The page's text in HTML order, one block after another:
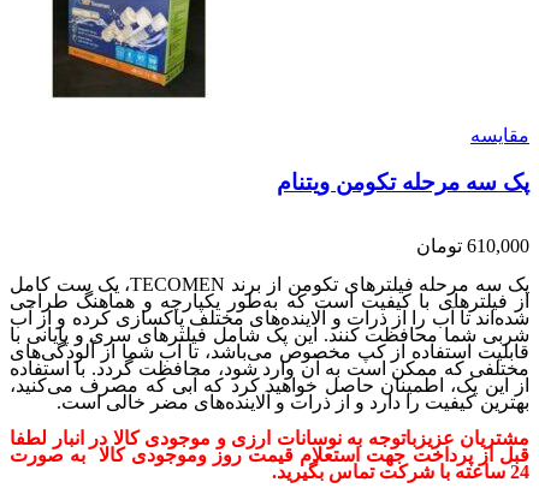
مقایسه
پک سه مرحله تکومن ویتنام
610,000 تومان
پک سه مرحله فیلترهای تکومن از برند TECOMEN، یک ست کامل
از فیلترهای با کیفیت است که به‌طور یکپارچه و هماهنگ طراحی
شده‌اند تا آب را از ذرات و آلاینده‌های مختلف پاکسازی کرده و از آب
شربی شما محافظت کنند. این پک شامل فیلترهای سری و پایانی با
قابلیت استفاده از کپ مخصوص می‌باشد، تا آب شما از آلودگی‌های
مختلفی که ممکن است به آن وارد شود، محافظت گردد. با استفاده
از این پک، اطمینان حاصل خواهید کرد که آبی که مصرف می‌کنید،
بهترین کیفیت را دارد و از ذرات و آلاینده‌های مضر خالی است.
مشتریان عزیزباتوجه به نوسانات ارزی و موجودی کالا در انبار لطفا
قبل از پرداخت جهت استعلام قیمت روز وموجودی کالا به ‌صورت
24 ساعته با شرکت تماس بگیرید.